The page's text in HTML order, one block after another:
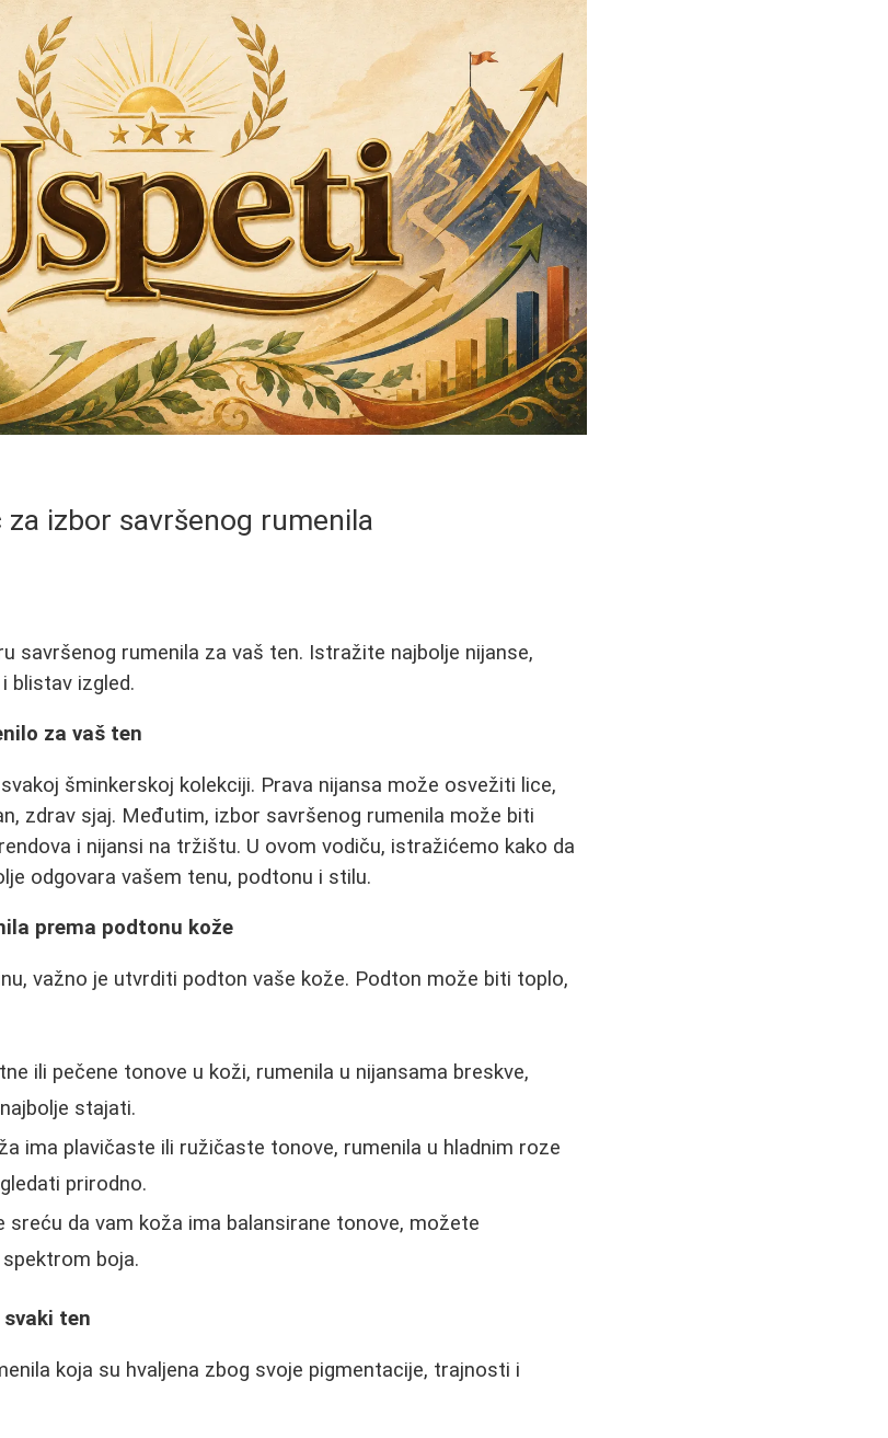
za izbor savršenog rumenila
savršenog rumenila za vaš ten. Istražite najbolje nijanse,
blistav izgled.
za vaš ten
šminkerskoj kolekciji. Prava nijansa može osvežiti lice,
zdrav sjaj. Međutim, izbor savršenog rumenila može biti
i nijansi na tržištu. U ovom vodiču, istražićemo kako da
odgovara vašem tenu, podtonu i stilu.
prema podtonu kože
važno je utvrditi podton vaše kože. Podton može biti toplo,
ili pečene tonove u koži, rumenila u nijansama breskve,
stajati.
ima plavičaste ili ružičaste tonove, rumenila u hladnim roze
prirodno.
sreću da vam koža ima balansirane tonove, možete
boja.
ten
koja su hvaljena zbog svoje pigmentacije, trajnosti i